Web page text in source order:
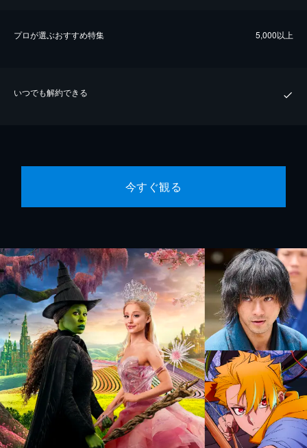
プロが選ぶおすすめ特集 5,000以上
いつでも解約できる
今すぐ観る